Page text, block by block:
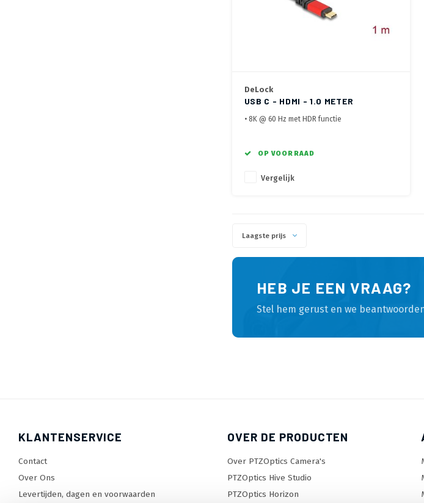
DeLock
USB C - HDMI - 1.0 METER
• 8K @ 60 Hz met HDR functie
• USB-C™ or Thunderbolt™ 3
OP VOORRAAD
Vergelijk
Laagste prijs
HEB JE EEN VRAAG?
Stel hem gerust en we
KLANTENSERVICE
Contact
Over Ons
Levertijden, dagen en voorwaarden
OVER DE PRODUCTEN
Over PTZOptics Camera's
PTZOptics Hive Studio
PTZOptics Horizon